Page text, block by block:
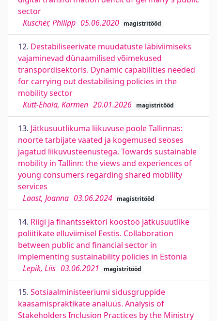
sector
Kuscher, Philipp 05.06.2020 magistritööd
12. Destabiliseerivate muudatuste läbiviimiseks
vajaminevad dünaamilised võimekused
transpordisektoris. Dynamic capabilities needed
for carrying out destabilising policies in the
mobility sector
Kütt-Ehala, Karmen 20.01.2026 magistritööd
13. Jätkusuutlikuma liikuvuse poole Tallinnas:
noorte tarbijate vaated ja kogemused seoses
jagatud liikuvusteenustega. Towards sustainable
mobility in Tallinn: the views and experiences of
young consumers regarding shared mobility
services
Laast, Joanna 03.06.2024 magistritööd
14. Riigi ja finantssektori koostöö jätkusuutlike
poliitikate elluviimisel Eestis. Collaboration
between public and financial sector in
implementing sustainability policies in Estonia
Lepik, Liis 03.06.2021 magistritööd
15. Sotsiaalministeeriumi sidusgruppide
kaasamispraktikate analüüs. Analysis of
Stakeholders Inclusion Practices by the Ministry